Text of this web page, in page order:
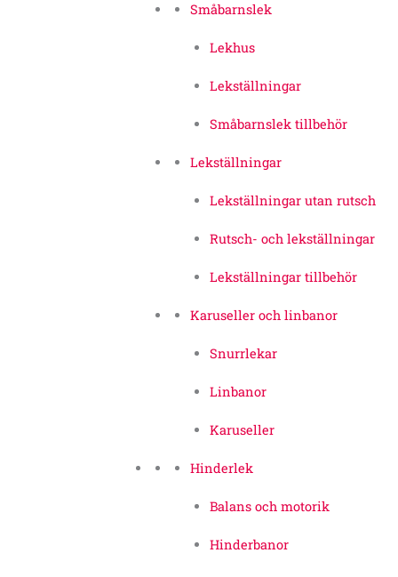
Småbarnslek
Lekhus
Lekställningar
Småbarnslek tillbehör
Lekställningar
Lekställningar utan rutsch
Rutsch- och lekställningar
Lekställningar tillbehör
Karuseller och linbanor
Snurrlekar
Linbanor
Karuseller
Hinderlek
Balans och motorik
Hinderbanor